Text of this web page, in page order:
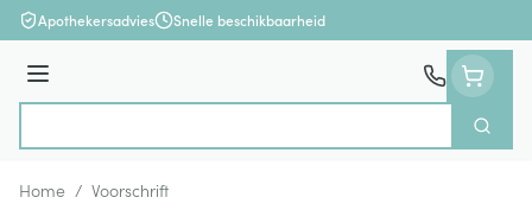
Ga naar de inhoud
Apothekersadvies Snelle beschikbaarheid
Menu
Zoek
Home / Voorschrift